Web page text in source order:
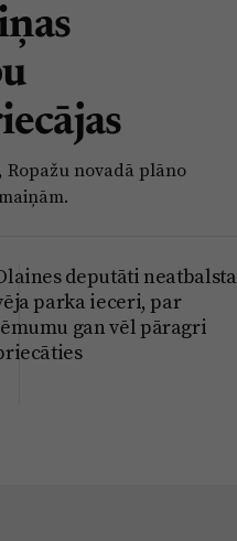
Ropažu novadā plāno
deputāti neatbalsta
parka ieceri, par
gan vēl pāragri